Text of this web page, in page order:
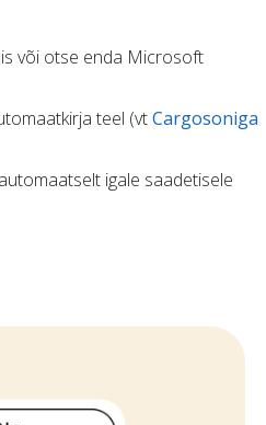
või otse enda Microsoft
teel (vtCargosoniga
igale saadetisele